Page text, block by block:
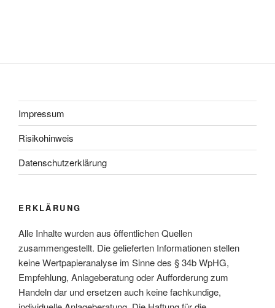
Impressum
Risikohinweis
Datenschutzerklärung
ERKLÄRUNG
Alle Inhalte wurden aus öffentlichen Quellen
zusammengestellt. Die gelieferten Informationen stellen
keine Wertpapieranalyse im Sinne des § 34b WpHG,
Empfehlung, Anlageberatung oder Aufforderung zum
Handeln dar und ersetzen auch keine fachkundige,